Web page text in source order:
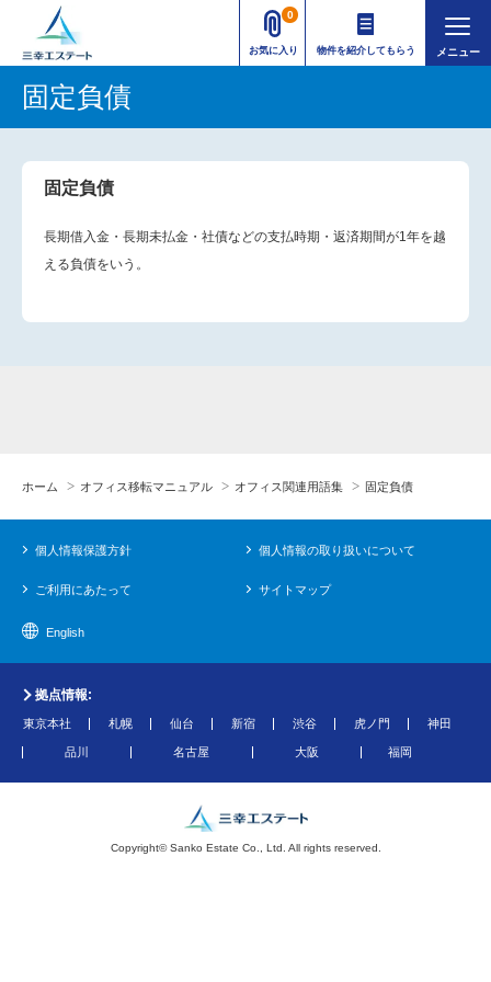
お気に入り
0
物件を紹介してもらう
固定負債
固定負債
長期借入金・長期未払金・社債などの支払時期・返済期間が1年を越
える負債をいう。
ホーム オフィス移転マニュアル オフィス関連用語集 固定負債
個人情報保護方針 個人情報の取り扱いについて
ご利用にあたって サイトマップ
English
拠点情報:
東京本社 札幌 仙台 新宿 渋谷 虎ノ門 神田
品川 名古屋 大阪 福岡
Copyright© Sanko Estate Co., Ltd. All rights reserved.